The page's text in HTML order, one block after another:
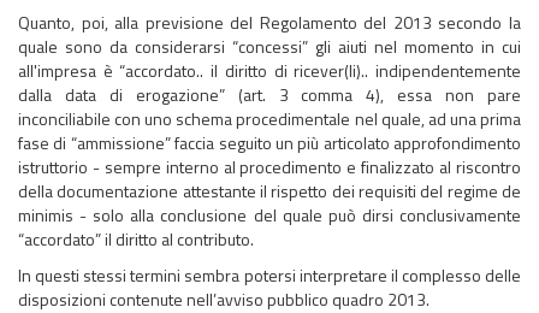
Quanto, poi, alla previsione del Regolamento del 2013 secondo la
quale sono da considerarsi “concessi” gli aiuti nel momento in cui
all'impresa è “accordato.. il diritto di ricever(li).. indipendentemente
dalla data di erogazione” (art. 3 comma 4), essa non pare
inconciliabile con uno schema procedimentale nel quale, ad una prima
fase di “ammissione” faccia seguito un più articolato approfondimento
istruttorio - sempre interno al procedimento e finalizzato al riscontro
della documentazione attestante il rispetto dei requisiti del regime de
minimis - solo alla conclusione del quale può dirsi conclusivamente
“accordato” il diritto al contributo.
In questi stessi termini sembra potersi interpretare il complesso delle
disposizioni contenute nell’avviso pubblico quadro 2013.